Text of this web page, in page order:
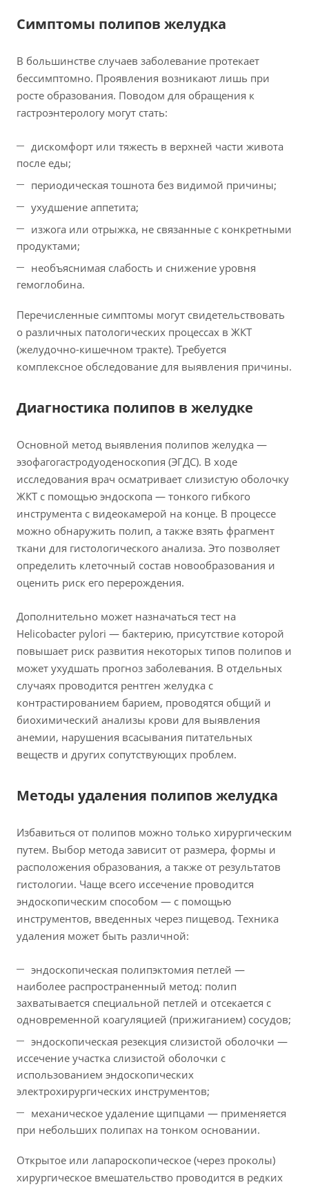
Симптомы полипов желудка
В большинстве случаев заболевание протекает
бессимптомно. Проявления возникают лишь при
росте образования. Поводом для обращения к
гастроэнтерологу могут стать:
дискомфорт или тяжесть в верхней части живота
после еды;
периодическая тошнота без видимой причины;
ухудшение аппетита;
изжога или отрыжка, не связанные с конкретными
продуктами;
необъяснимая слабость и снижение уровня
гемоглобина.
Перечисленные симптомы могут свидетельствовать
о различных патологических процессах в ЖКТ
(желудочно-кишечном тракте). Требуется
комплексное обследование для выявления причины.
Диагностика полипов в желудке
Основной метод выявления полипов желудка —
эзофагогастродуоденоскопия (ЭГДС). В ходе
исследования врач осматривает слизистую оболочку
ЖКТ с помощью эндоскопа — тонкого гибкого
инструмента с видеокамерой на конце. В процессе
можно обнаружить полип, а также взять фрагмент
ткани для гистологического анализа. Это позволяет
определить клеточный состав новообразования и
оценить риск его перерождения.
Дополнительно может назначаться тест на
Helicobacter pylori — бактерию, присутствие которой
повышает риск развития некоторых типов полипов и
может ухудшать прогноз заболевания. В отдельных
случаях проводится рентген желудка с
контрастированием барием, проводятся общий и
биохимический анализы крови для выявления
анемии, нарушения всасывания питательных
веществ и других сопутствующих проблем.
Методы удаления полипов желудка
Избавиться от полипов можно только хирургическим
путем. Выбор метода зависит от размера, формы и
расположения образования, а также от результатов
гистологии. Чаще всего иссечение проводится
эндоскопическим способом — с помощью
инструментов, введенных через пищевод. Техника
удаления может быть различной:
эндоскопическая полипэктомия петлей —
наиболее распространенный метод: полип
захватывается специальной петлей и отсекается с
одновременной коагуляцией (прижиганием) сосудов;
эндоскопическая резекция слизистой оболочки —
иссечение участка слизистой оболочки с
использованием эндоскопических
электрохирургических инструментов;
механическое удаление щипцами — применяется
при небольших полипах на тонком основании.
Открытое или лапароскопическое (через проколы)
хирургическое вмешательство проводится в редких